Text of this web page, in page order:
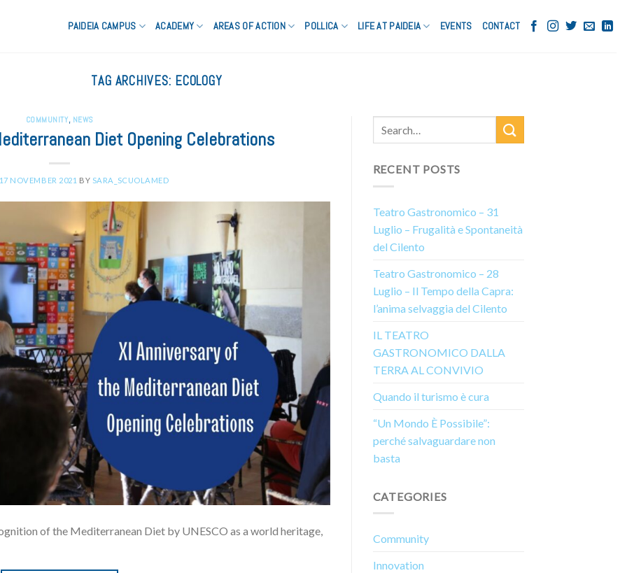
PAIDEIA CAMPUS ACADEMY AREAS OF ACTION POLLICA LIFE AT PAIDEIA EVENTS CONTACT
TAG ARCHIVES: ECOLOGY
COMMUNITY, NEWS
Diet Opening Celebrations
17 NOVEMBER 2021 BY SARA_SCUOLAMED
of the Mediterranean Diet by UNESCO as a world heritage,
RECENT POSTS
Teatro Gastronomico – 31
Luglio – Frugalità e Spontaneità
del Cilento
Teatro Gastronomico – 28
Luglio – Il Tempo della Capra:
l’anima selvaggia del Cilento
IL TEATRO
GASTRONOMICO DALLA
TERRA AL CONVIVIO
Quando il turismo è cura
“Un Mondo È Possibile”:
perché salvaguardare non
basta
CATEGORIES
Community
Innovation